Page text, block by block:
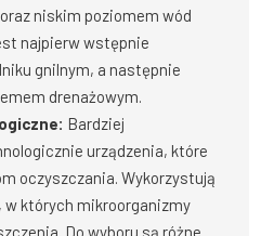
niskim poziomem wód
najpierw wstępnie
gnilnym, a następnie
drenażowym.
Bardziej
urządzenia, które
oczyszczania. Wykorzystują
w których mikroorganizmy
Do wyboru są różne